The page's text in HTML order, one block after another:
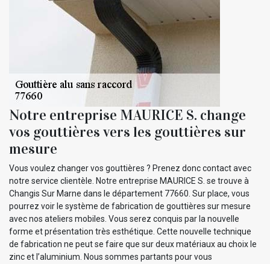
Notre entreprise MAURICE S. change
vos gouttières vers les gouttières sur
mesure
Vous voulez changer vos gouttières ? Prenez donc contact avec
notre service clientèle. Notre entreprise MAURICE S. se trouve à
Changis Sur Marne dans le département 77660. Sur place, vous
pourrez voir le système de fabrication de gouttières sur mesure
avec nos ateliers mobiles. Vous serez conquis par la nouvelle
forme et présentation très esthétique. Cette nouvelle technique
de fabrication ne peut se faire que sur deux matériaux au choix le
zinc et l’aluminium. Nous sommes partants pour vous